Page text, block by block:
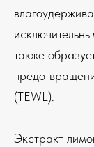
также
(TEWL).
Экстракт